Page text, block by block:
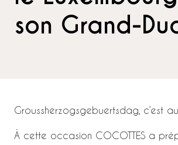
son Grand-
Groussherzogsgebuertsdag, c’est
À cette occasion COCOTTES a